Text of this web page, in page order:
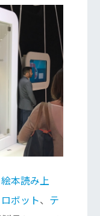
絵本読み上
ロボット、 テ